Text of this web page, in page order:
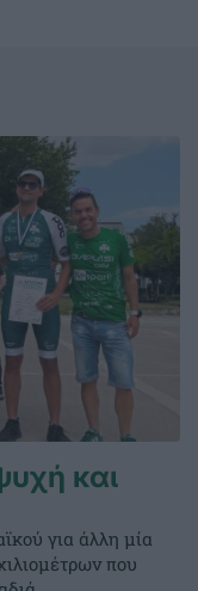
και
για άλλη μία
που